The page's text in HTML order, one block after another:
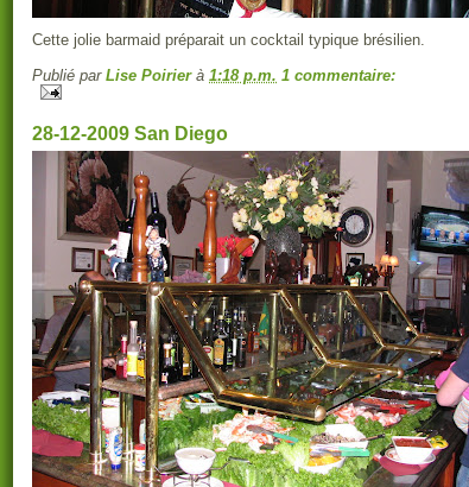
Cette jolie barmaid préparait un cocktail typique brésilien.
Publié par Lise Poirier à 1:18 p.m. 1 commentaire:
28-12-2009 San Diego